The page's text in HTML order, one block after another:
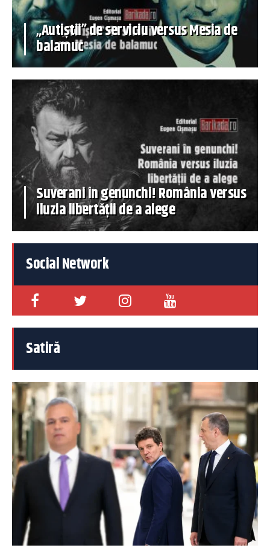
„Autiștii” de serviciu versus Mesia de
balamuc
Suverani în genunchi! România versus
iluzia libertății de a alege
Social Network
Satiră